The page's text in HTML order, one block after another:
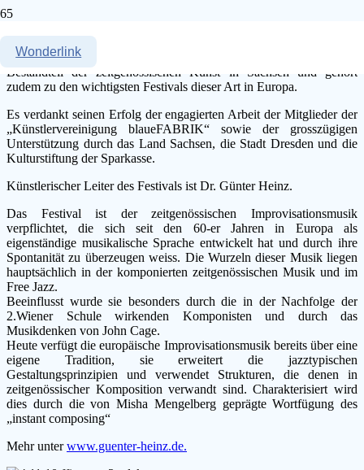
Wonderlink
findet seit 1997 als Projekt der Blauen Fabrik statt, ist ein wichtiger
Bestandteil der zeitgenössischen Kunst in Sachsen und gehört
zudem zu den wichtigsten Festivals dieser Art in Europa.
Es verdankt seinen Erfolg der engagierten Arbeit der Mitglieder der
„Künstlervereinigung blaueFABRIK“ sowie der grosszügigen
Unterstützung durch das Land Sachsen, die Stadt Dresden und die
Kulturstiftung der Sparkasse.
Künstlerischer Leiter des Festivals ist Dr. Günter Heinz.
Das Festival ist der zeitgenössischen Improvisationsmusik
verpflichtet, die sich seit den 60-er Jahren in Europa als
eigenständige musikalische Sprache entwickelt hat und durch ihre
Spontanität zu überzeugen weiss. Die Wurzeln dieser Musik liegen
hauptsächlich in der komponierten zeitgenössischen Musik und im
Free Jazz.
Beeinflusst wurde sie besonders durch die in der Nachfolge der
2.Wiener Schule wirkenden Komponisten und durch das
Musikdenken von John Cage.
Heute verfügt die europäische Improvisationsmusik bereits über eine
eigene Tradition, sie erweitert die jazztypischen
Gestaltungsprinzipien und verwendet Strukturen, die denen in
zeitgenössischer Komposition verwandt sind. Charakterisiert wird
dies durch die von Misha Mengelberg geprägte Wortfügung des
„instant composing“
Mehr unterwww.guenter-heinz.de.